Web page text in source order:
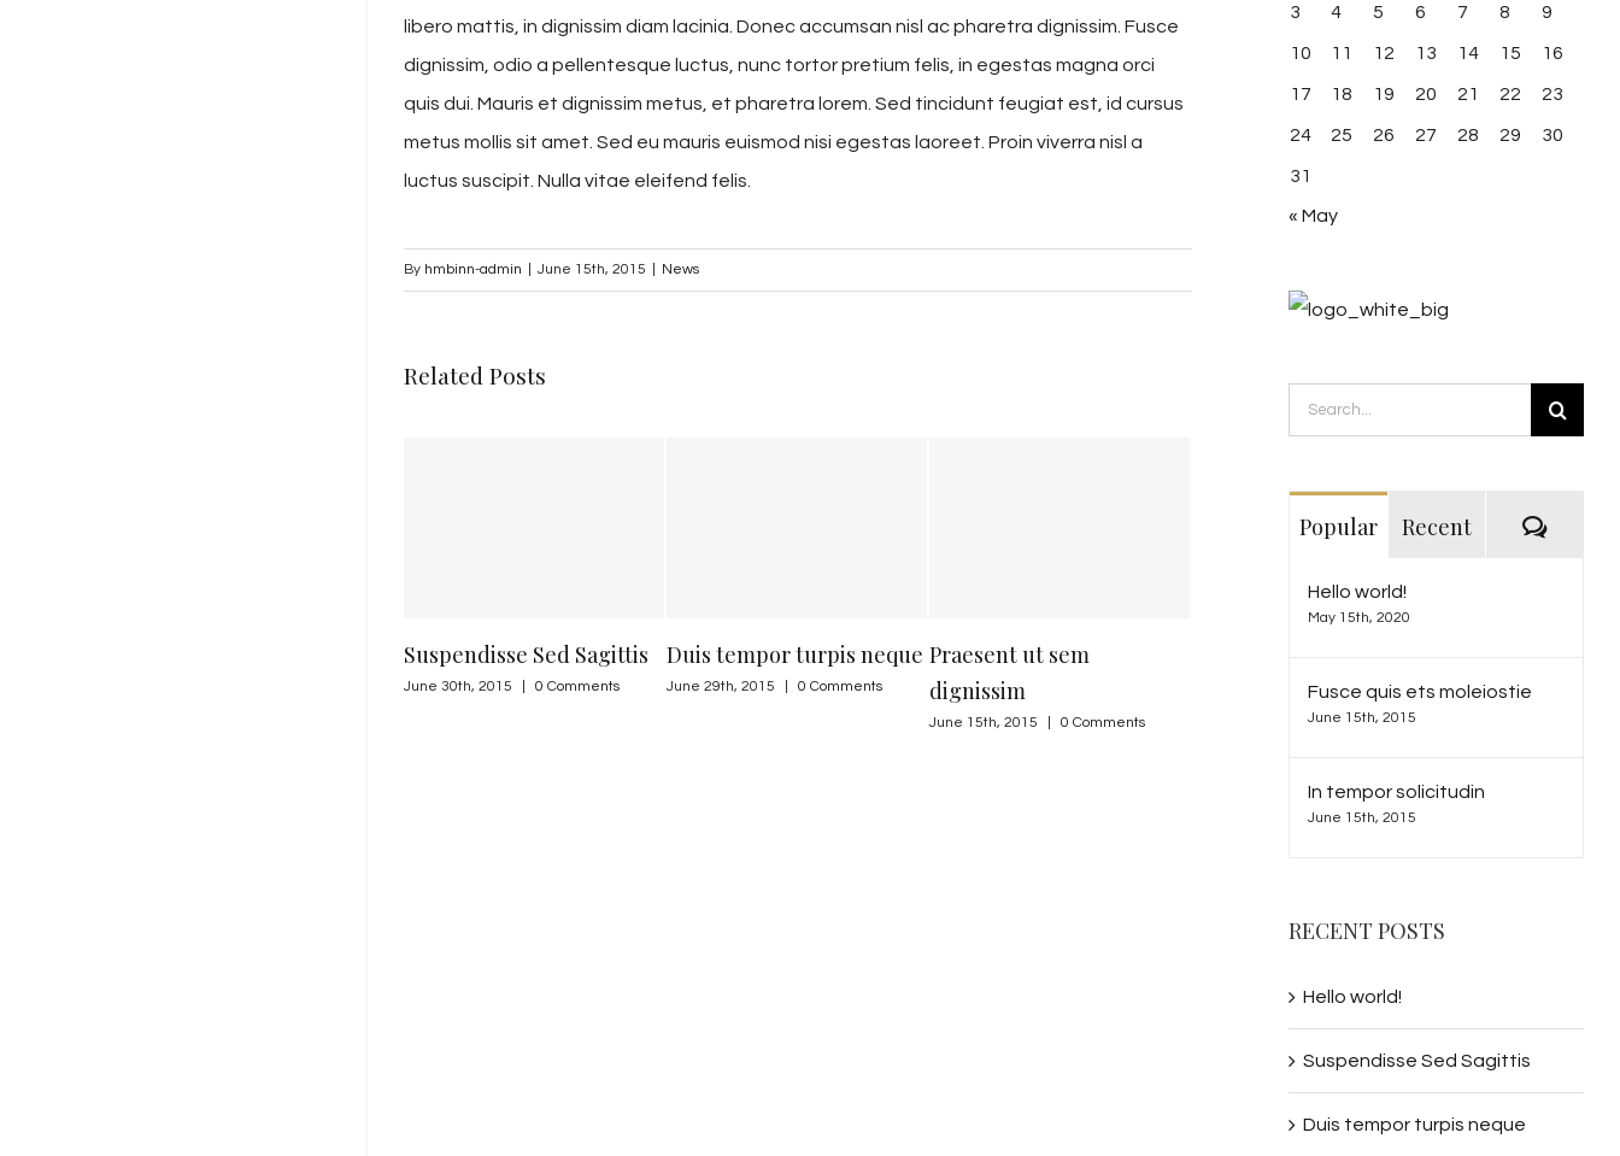
libero mattis, in dignissim diam lacinia. Donec accumsan nisl ac pharetra dignissim. Fusce
dignissim, odio a pellentesque luctus, nunc tortor pretium felis, in egestas magna orci
quis dui. Mauris et dignissim metus, et pharetra lorem. Sed tincidunt feugiat est, id cursus
metus mollis sit amet. Sed eu mauris euismod nisi egestas laoreet. Proin viverra nisl a
luctus suscipit. Nulla vitae eleifend felis.
By hmbinn-admin June 15th, 2015 News
Related Posts
Suspendisse Sed Sagittis
June 30th, 2015 | 0 Comments
Duis tempor turpis neque
June 29th, 2015 | 0 Comments
Praesent ut sem
dignissim
June 15th, 2015 0 Comments
0 Comments June 15th, 2015 | 0 Comments
3 4 5 6 7 8 9
10 11 12 13 14 15 16
17 18 19 20 21 22 23
24 25 26 27 28 29 30
31
« May
Search
for:
Popular Recent
Hello world!
May 15th, 2020
Fusce quis ets moleiostie
June 15th, 2015
In tempor solicitudin
June 15th, 2015
RECENT POSTS
Hello world!
Suspendisse Sed Sagittis
Duis tempor turpis neque